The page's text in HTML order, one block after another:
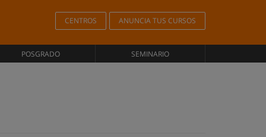
CENTROS ANUNCIA TUS CURSOS
POSGRADO SEMINARIO